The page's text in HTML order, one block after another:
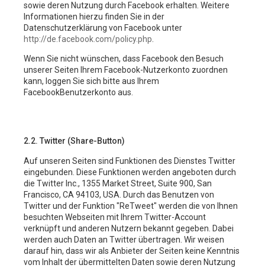
sowie deren Nutzung durch Facebook erhalten. Weitere
Informationen hierzu finden Sie in der
Datenschutzerklärung von Facebook unter
http://de.facebook.com/policy.php.
Wenn Sie nicht wünschen, dass Facebook den Besuch
unserer Seiten Ihrem Facebook-Nutzerkonto zuordnen
kann, loggen Sie sich bitte aus Ihrem
FacebookBenutzerkonto aus.
2.2. Twitter (Share-Button)
Auf unseren Seiten sind Funktionen des Dienstes Twitter
eingebunden. Diese Funktionen werden angeboten durch
die Twitter Inc., 1355 Market Street, Suite 900, San
Francisco, CA 94103, USA. Durch das Benutzen von
Twitter und der Funktion "ReTweet" werden die von Ihnen
besuchten Webseiten mit Ihrem Twitter-Account
verknüpft und anderen Nutzern bekannt gegeben. Dabei
werden auch Daten an Twitter übertragen. Wir weisen
darauf hin, dass wir als Anbieter der Seiten keine Kenntnis
vom Inhalt der übermittelten Daten sowie deren Nutzung